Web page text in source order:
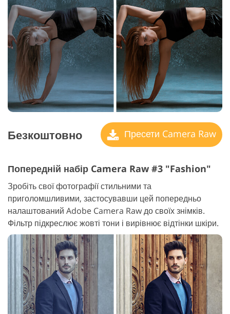
Безкоштовно Пресети Camera Raw
Попередній набір Camera Raw #3 "Fashion"
Зробіть свої фотографії стильними та
приголомшливими, застосувавши цей попередньо
налаштований Adobe Camera Raw до своїх знімків.
Фільтр підкреслює жовті тони і вирівнює відтінки шкіри.